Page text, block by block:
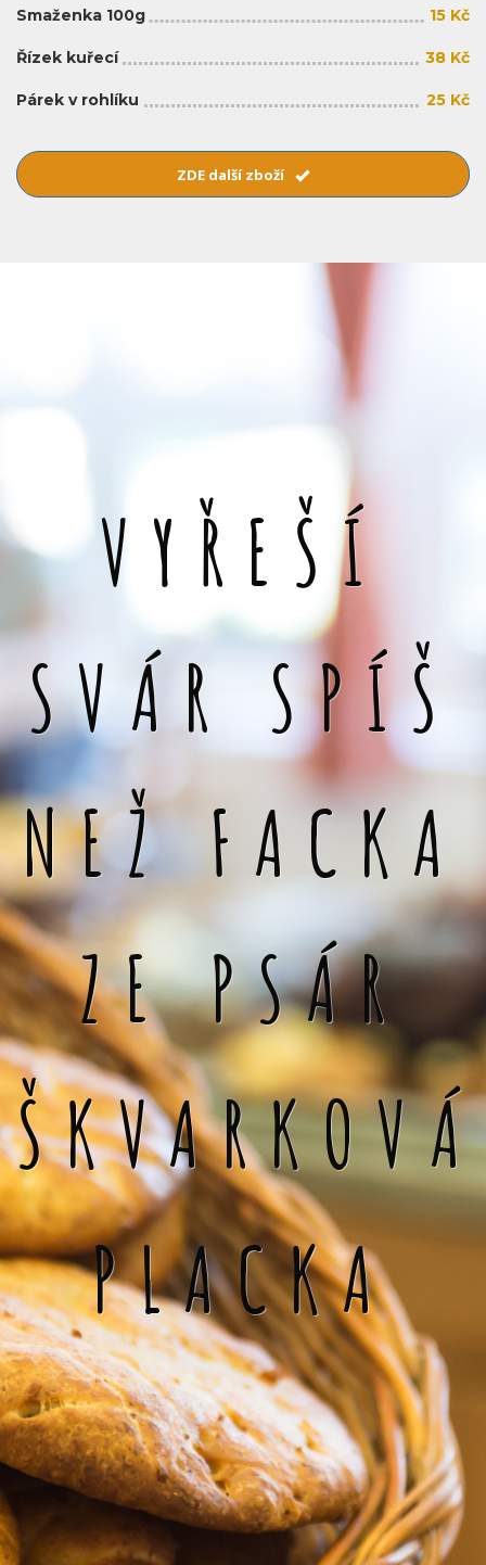
Smaženka 100g 15 Kč
Řízek kuřecí 38 Kč
Párek v rohlíku 25 Kč
ZDE další zboží
VYŘEŠÍ
SVÁR SPÍŠ
NEŽ FACKA
ZE PSÁR
ŠKVARKOVÁ
PLACKA